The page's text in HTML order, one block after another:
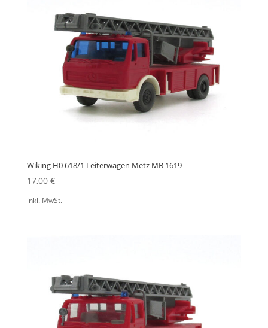
Wiking H0 618/1 Leiterwagen Metz MB 1619
17,00 €
inkl. MwSt.